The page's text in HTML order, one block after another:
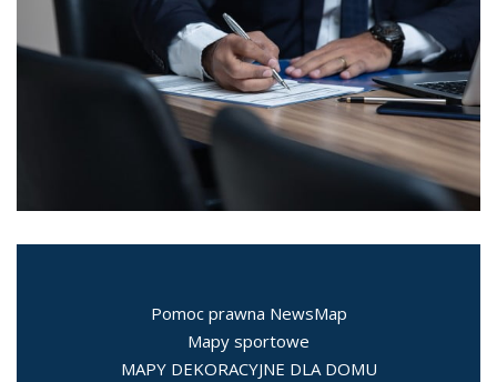
Pomoc prawna NewsMap
Mapy sportowe
MAPY DEKORACYJNE DLA DOMU